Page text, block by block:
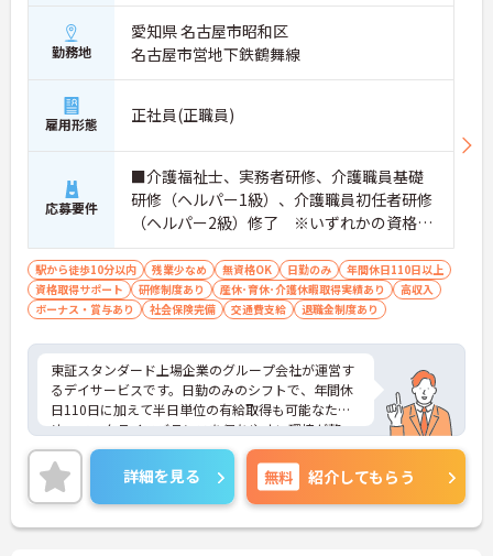
勤務地
愛知県 名古屋市昭和区
名古屋市営地下鉄鶴舞線
雇用形態 正社員(正職員)
応募要件
■介護福祉士、実務者研修、介護職員基礎
研修（ヘルパー1級）、介護職員初任者研修
（ヘルパー2級）修了 ※いずれかの資格を
お持ちの方 ■普通自動車免許（AT限定可）
がある方は尚歓迎 ■経験不問（デイサービ
ス未経験者可）
駅から徒歩10分以内 残業少なめ 無資格OK 日勤のみ
年間休日110日以上
資格取得サポート
研修制度あり 産休･育休･介護休暇取得実績あり
高収入
ボーナス・賞与あり
社会保険完備 交通費支給 退職金制度あり
東証スタンダード上場企業のグループ会社が運営す
るデイサービスです。日勤のみのシフトで、年間休
日110日に加えて半日単位の有給取得も可能なた
め、ワークライフバランスを保ちやすい環境が整っ
ています。業務面では、浴室のリフト設備導入や安
全装備付きの送迎車など、身体的・精神的な負担を
軽減する設備が充実しています。お子様の成長に合
わせて最大130万円が支給されるライフイベント手
当や、退職金制度、65歳定年制など、大手グループ
詳細を見る 無料 紹介してもらう